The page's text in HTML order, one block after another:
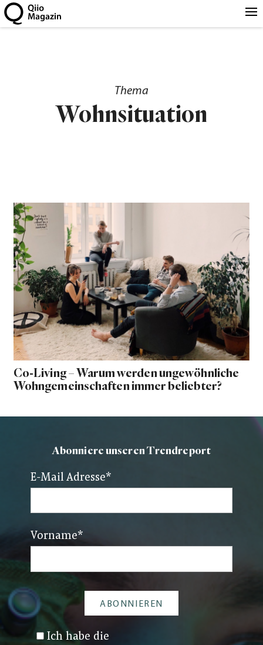
Thema
Wohnsituation
Co-Living – Warum werden ungewöhnliche
Wohngemeinschaften immer beliebter?
Abonniere unseren Trendreport
E-Mail Adresse*
Vorname*
Ich habe die